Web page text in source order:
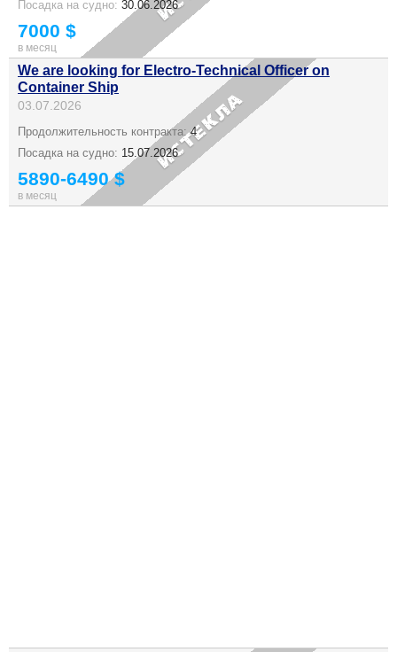
Посадка на судно: 30.06.2026
7000 $
в месяц
We are looking for Electro-Technical Officer on
Container Ship
03.07.2026
Продолжительность контракта:4
Посадка на судно: 15.07.2026
5890-6490 $
в месяц